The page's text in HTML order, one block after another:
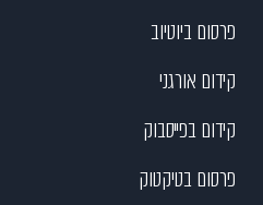
פרסום ביוטיוב
קידום אורגני
קידום בפייסבוק
פרסום בטיקטוק